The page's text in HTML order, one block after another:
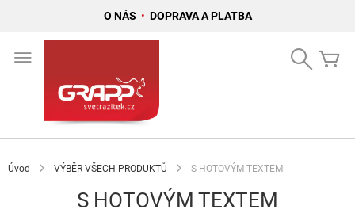
O NÁS • DOPRAVA A PLATBA
Search
Úvod VÝBĚR VŠECH PRODUKTŮ S HOTOVÝM TEXTEM
S HOTOVÝM TEXTEM